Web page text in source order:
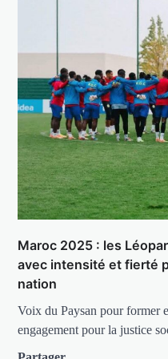
Maroc 2025 : les
avec intensité et fierté
nation
Voix du Paysan pour former
engagement pour la justice